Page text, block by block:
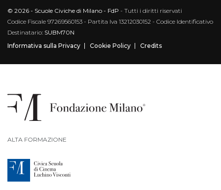
© 2026 - Scuole Civiche di Milano - FdP - Tutti i diritti riservati
Codice Fiscale 97269560153 - Partita Iva 13212030152 - Codice Identificativo
Destinatario: SUBM70N
Informativa sulla Privacy
Cookie Policy Credits
ALTA FORMAZIONE